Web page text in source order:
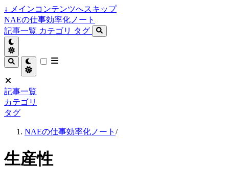
↓ メインコンテンツへスキップ
NAEの仕事効率化ノート
記事一覧 カテゴリ タグ
記事一覧
カテゴリ
タグ
NAEの仕事効率化ノート /
生産性